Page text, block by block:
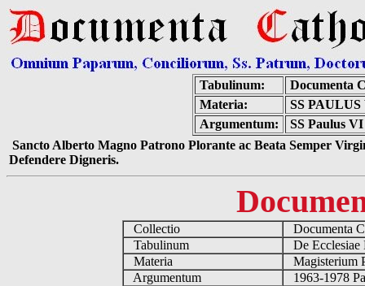
Tabulinum:
Documenta
Materia:
SS
Argumentum:
SS Paulus
Sancto Alberto Magno Patrono Plorante ac Beata Semper
Defendere Digneris.
Collectio
Documenta
Tabulinum
De
Materia
Magisterium
Argumentum
1963-1978